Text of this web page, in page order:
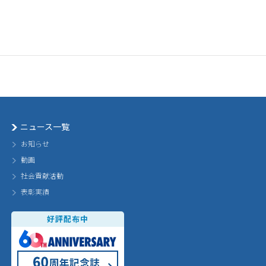
ニュース一覧
お知らせ
動画
社会貢献活動
表彰実績
好評配布中
60th Annivarsary